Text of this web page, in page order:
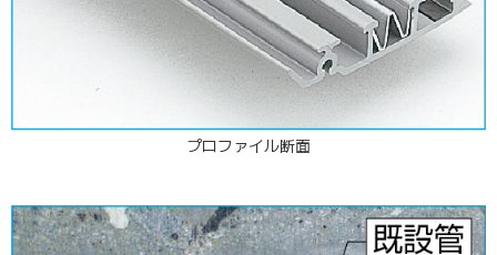
プロファイル断面